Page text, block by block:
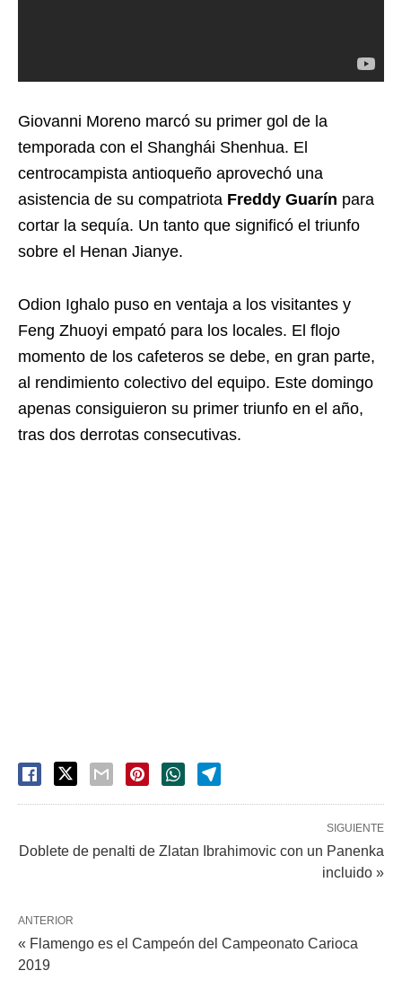
Giovanni Moreno marcó su primer gol de la
temporada con el Shanghái Shenhua. El
centrocampista antioqueño aprovechó una
asistencia de su compatriota Freddy Guarín para
cortar la sequía. Un tanto que significó el triunfo
sobre el Henan Jianye.
Odion Ighalo puso en ventaja a los visitantes y
Feng Zhuoyi empató para los locales. El flojo
momento de los cafeteros se debe, en gran parte,
al rendimiento colectivo del equipo. Este domingo
apenas consiguieron su primer triunfo en el año,
tras dos derrotas consecutivas.
SIGUIENTE
Doblete de penalti de Zlatan Ibrahimovic con un Panenka
incluido »
ANTERIOR
« Flamengo es el Campeón del Campeonato Carioca
2019